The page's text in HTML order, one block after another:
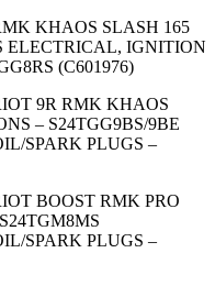
KHAOS SLASH 165
ELECTRICAL, IGNITION
(C601976)
9R RMK KHAOS
– S24TGG9BS/9BE
SPARK PLUGS –
BOOST RMK PRO
SPARK PLUGS –